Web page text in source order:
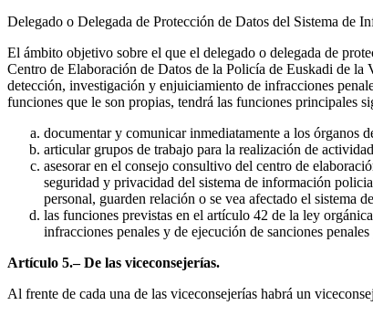
Delegado o Delegada de Protección de Datos del Sistema de
El ámbito objetivo sobre el que el delegado o delegada de
Centro de Elaboración de Datos de la Policía de Euskadi de la
detección, investigación y enjuiciamiento de infracciones
funciones que le son propias, tendrá las funciones principales
documentar y comunicar inmediatamente a los órganos
articular grupos de trabajo para la realización de
asesorar en el consejo consultivo del centro de
seguridad y privacidad del sistema de información
personal, guarden relación o se vea afectado el sistema
las funciones previstas en el artículo 42 de la ley
infracciones penales y de ejecución de sanciones
Artículo 5.– De las viceconsejerías.
Al frente de cada una de las viceconsejerías habrá un